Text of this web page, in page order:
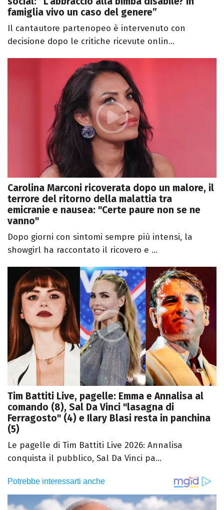
famiglia vivo un caso del genere”
Il cantautore partenopeo è intervenuto con
decisione dopo le critiche ricevute onlin...
Carolina Marconi ricoverata dopo un malore, il
terrore del ritorno della malattia tra
emicranie e nausea: "Certe paure non se ne
vanno"
Dopo giorni con sintomi sempre più intensi, la
showgirl ha raccontato il ricovero e ...
Tim Battiti Live, pagelle: Emma e Annalisa al
comando (8), Sal Da Vinci "lasagna di
Ferragosto" (4) e Ilary Blasi resta in panchina
(5)
Le pagelle di Tim Battiti Live 2026: Annalisa
conquista il pubblico, Sal Da Vinci pa...